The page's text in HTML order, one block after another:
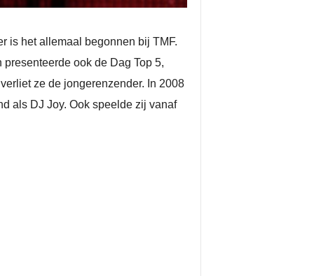
is het allemaal begonnen bij TMF.
ook de Dag Top 5,
ze de jongerenzender. In 2008
als DJ Joy. Ook speelde zij vanaf